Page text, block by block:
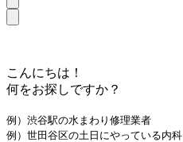
こんにちは！
何をお探しですか？
例）渋谷駅の水まわり修理業者
例）世田谷区の土日にやっている内科